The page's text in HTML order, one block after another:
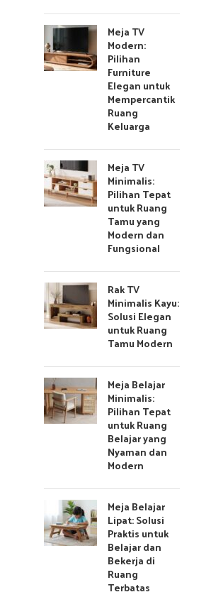
Meja TV
Modern:
Pilihan
Furniture
Elegan untuk
Mempercantik
Ruang
Keluarga
Meja TV
Minimalis:
Pilihan Tepat
untuk Ruang
Tamu yang
Modern dan
Fungsional
Rak TV
Minimalis Kayu:
Solusi Elegan
untuk Ruang
Tamu Modern
Meja Belajar
Minimalis:
Pilihan Tepat
untuk Ruang
Belajar yang
Nyaman dan
Modern
Meja Belajar
Lipat: Solusi
Praktis untuk
Belajar dan
Bekerja di
Ruang
Terbatas